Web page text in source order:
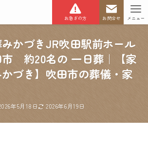
お急ぎの方 お問合せ メニュー
かづきJR吹田駅前ホール
市 約20名の 一日葬｜【家
づき】吹田市の葬儀・家
年5月18日 2026年6月19日